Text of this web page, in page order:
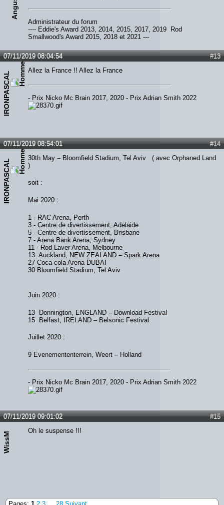
Angus
Administrateur du forum
---- Eddie's Award 2013, 2014, 2015, 2017, 2019 Rod
Smallwood's Award 2015, 2018 et 2021 ---
#13
07/11/2019 08:04:54
IRONPASCAL
Allez la France !! Allez la France
- Prix Nicko Mc Brain 2017, 2020 - Prix Adrian Smith 2022
#14
07/11/2019 08:54:01
IRONPASCAL
30th May – Bloomfield Stadium, Tel Aviv ( avec Orphaned Land
)
soit :
Mai 2020 :
1 - RAC Arena, Perth
3 - Centre de divertissement, Adelaide
5 - Centre de divertissement, Brisbane
7 - Arena Bank Arena, Sydney
11 - Rod Laver Arena, Melbourne
13 Auckland, NEW ZEALAND – Spark Arena
27 Coca cola Arena DUBAI
30 Bloomfield Stadium, Tel Aviv
Juin 2020 :
13 Donnington, ENGLAND – Download Festival
15 Belfast, IRELAND – Belsonic Festival
Juillet 2020 :
9 Evenemententerrein, Weert – Holland
- Prix Nicko Mc Brain 2017, 2020 - Prix Adrian Smith 2022
#15
07/11/2019 09:01:02
WissM
Oh le suspense !!!